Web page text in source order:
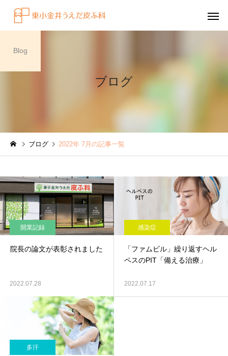
水虫（足白癬）を放置する
円形脱毛症になぜ「光
～エキシマライト（紫
療法）の効果について
ブログ
Blog
ブログ 2022年 7月の記事一覧
開業記録
院長の論文が表彰されました
2022.07.28
感染症
「ファムビル」繰り返すヘル
ペスのPIT「備える治療」
2022.07.17
多汗